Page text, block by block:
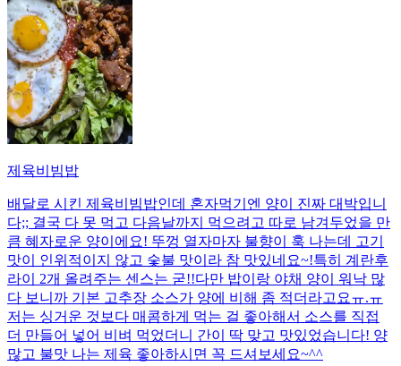
제육비빔밥
배달로 시킨 제육비빔밥인데 혼자먹기엔 양이 진짜 대박입니
다;; 결국 다 못 먹고 다음날까지 먹으려고 따로 남겨두었을 만
큼 혜자로운 양이에요! 뚜껑 열자마자 불향이 훅 나는데 고기
맛이 인위적이지 않고 숯불 맛이라 참 맛있네요~!특히 계란후
라이 2개 올려주는 센스는 굳!! ​다만 밥이랑 야채 양이 워낙 많
다 보니까 기본 고추장 소스가 양에 비해 좀 적더라고요ㅠ.ㅠ
저는 싱거운 것보다 매콤하게 먹는 걸 좋아해서 소스를 직접
더 만들어 넣어 비벼 먹었더니 간이 딱 맞고 맛있었습니다! 양
많고 불맛 나는 제육 좋아하시면 꼭 드셔보세요~^^